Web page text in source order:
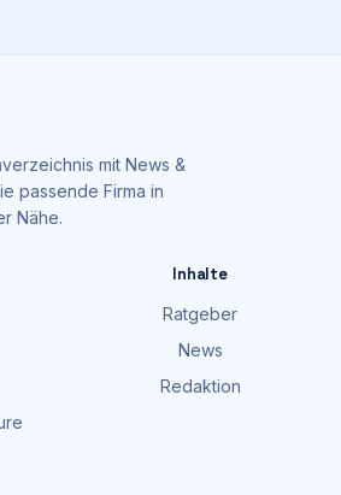
mit News &
passende Firma in
Nähe.
Inhalte
Ratgeber
News
Redaktion